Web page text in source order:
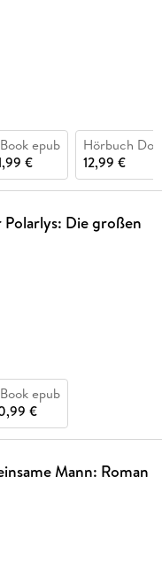
epub
€
Hörbuch
12,99 €
Polarlys: Die großen
epub
€
Mann: Roman